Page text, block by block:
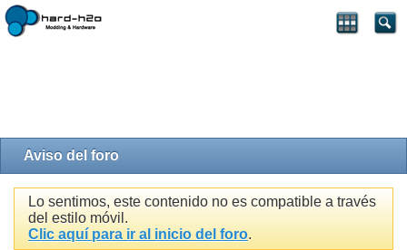
Aviso del foro
Lo sentimos, este contenido no es compatible a través
del estilo móvil.
Clic aquí para ir al inicio del foro.